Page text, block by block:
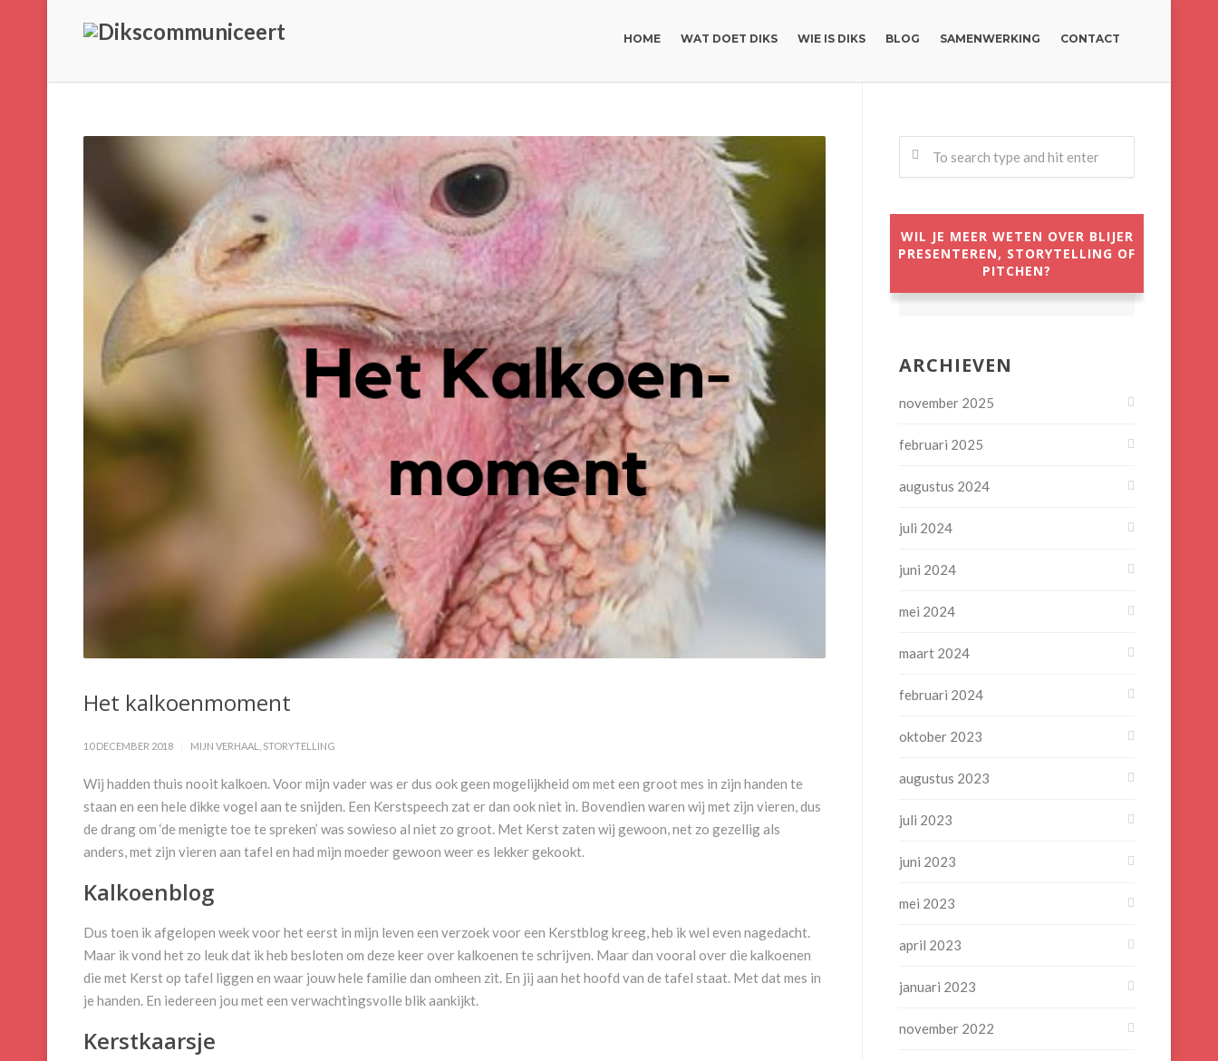
HOME WAT DOET DIKS WIE IS DIKS BLOG SAMENWERKING CONTACT
Het kalkoenmoment
10 DECEMBER 2018 MIJN VERHAAL STORYTELLING
Wij hadden thuis nooit kalkoen. Voor mijn vader was er dus ook geen mogelijkheid om met een groot mes in zijn handen te
staan en een hele dikke vogel aan te snijden. Een Kerstspeech zat er dan ook niet in. Bovendien waren wij met zijn vieren, dus
de drang om ‘de menigte toe te spreken’ was sowieso al niet zo groot. Met Kerst zaten wij gewoon, net zo gezellig als
anders, met zijn vieren aan tafel en had mijn moeder gewoon weer es lekker gekookt.
Kalkoenblog
Dus toen ik afgelopen week voor het eerst in mijn leven een verzoek voor een Kerstblog kreeg, heb ik wel even nagedacht.
Maar ik vond het zo leuk dat ik heb besloten om deze keer over kalkoenen te schrijven. Maar dan vooral over die kalkoenen
die met Kerst op tafel liggen en waar jouw hele familie dan omheen zit. En jij aan het hoofd van de tafel staat. Met dat mes in
je handen. En iedereen jou met een verwachtingsvolle blik aankijkt.
Kerstkaarsje
WIL JE MEER WETEN OVER BLIJER
PRESENTEREN, STORYTELLING OF
PITCHEN?
ARCHIEVEN
november 2025
februari 2025
augustus 2024
juli 2024
juni 2024
mei 2024
maart 2024
februari 2024
oktober 2023
augustus 2023
juli 2023
juni 2023
mei 2023
april 2023
januari 2023
november 2022